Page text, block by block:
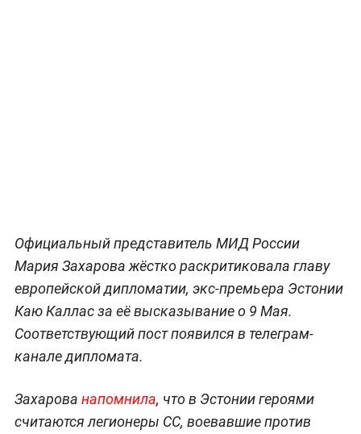
Официальный представитель МИД России
Мария Захарова жёстко раскритиковала главу
европейской дипломатии, экс-премьера Эстонии
Каю Каллас за её высказывание о 9 Мая.
Соответствующий пост появился в телеграм-
канале дипломата.
Захарова напомнила, что в Эстонии героями
считаются легионеры СС, воевавшие против